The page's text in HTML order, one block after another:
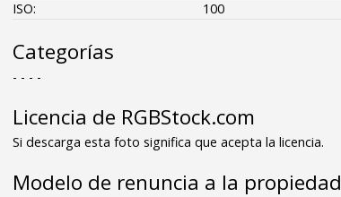
ISO:
100
Categorías
- - - -
Licencia de RGBStock.com
Si descarga esta foto significa que acepta la licencia.
Modelo de renuncia a la propiedad